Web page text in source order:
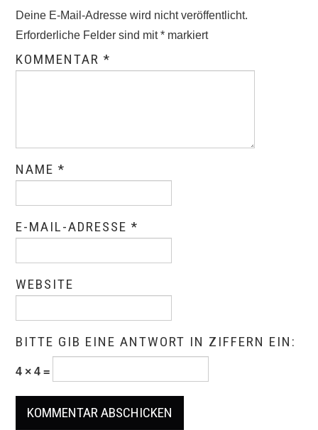
Deine E-Mail-Adresse wird nicht veröffentlicht.
Erforderliche Felder sind mit* markiert
KOMMENTAR*
NAME*
E-MAIL-ADRESSE*
WEBSITE
BITTE GIB EINE ANTWORT IN ZIFFERN EIN:
4 × 4 =